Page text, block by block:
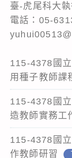
臺-虎尾科大
電話：05-
115-4378國
用種子教師課
115-4378國
造教師實務工
115-4378國
作教師研習